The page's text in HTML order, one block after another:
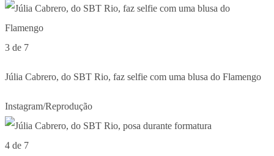
3 de 7
Júlia Cabrero, do SBT Rio, faz selfie com uma blusa do Flamengo
Instagram/Reprodução
4 de 7